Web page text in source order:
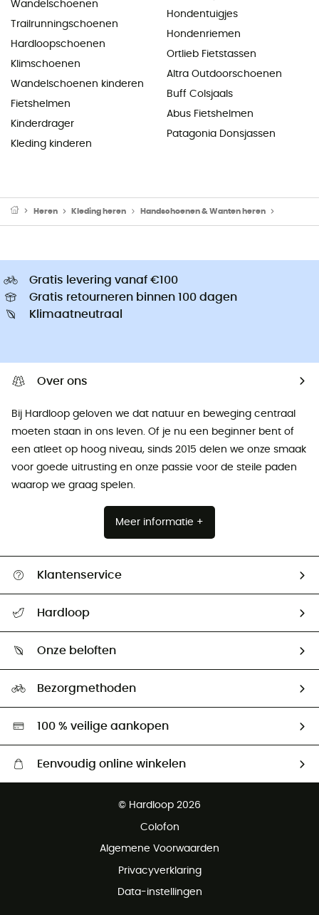
Wandelschoenen
Trailrunningschoenen
Hardloopschoenen
Klimschoenen
Wandelschoenen kinderen
Fietshelmen
Kinderdrager
Kleding kinderen
Hondentuigjes
Hondenriemen
Ortlieb Fietstassen
Altra Outdoorschoenen
Buff Colsjaals
Abus Fietshelmen
Patagonia Donsjassen
Heren Kleding heren Handschoenen & Wanten heren
Gratis levering vanaf €100
Gratis retourneren binnen 100 dagen
Klimaatneutraal
Over ons
Bij Hardloop geloven we dat natuur en beweging centraal
moeten staan ​​in ons leven. Of je nu een beginner bent of
een atleet op hoog niveau, sinds 2015 delen we onze smaak
voor goede uitrusting en onze passie voor de steile paden
waarop we graag spelen.
Meer informatie +
Klantenservice
Retourzendingen & Terugbetalingen
Hardloop
Ambassadeurs
Onze beloften
Hardgreen
Bezorgmethoden
100 % veilige aankopen
Eenvoudig online winkelen
Gratis retourneren binnen 100 dagen
© Hardloop 2026
Colofon
Algemene Voorwaarden
Privacyverklaring
Data-instellingen